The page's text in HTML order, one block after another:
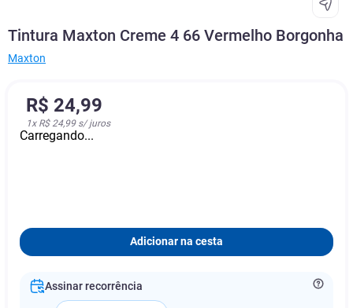
Tintura Maxton Creme 4 66 Vermelho Borgonha
Maxton
R$ 24,99
1x R$ 24,99s/ juros
Carregando...
Adicionar na cesta
Assinar recorrência